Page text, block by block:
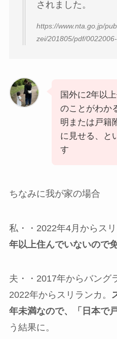
されました。
https://www.nta.go.jp/
zei/201805/pdf/
国外に2年以
のことがわか
明または戸籍
に見せる、と
す
ちなみに我が家の場合
私・・2022年4月からス
年以上住んでいないので
夫・・2017年からバング
2022年からスリランカ。
年未満なので、「日本で
う結果に。